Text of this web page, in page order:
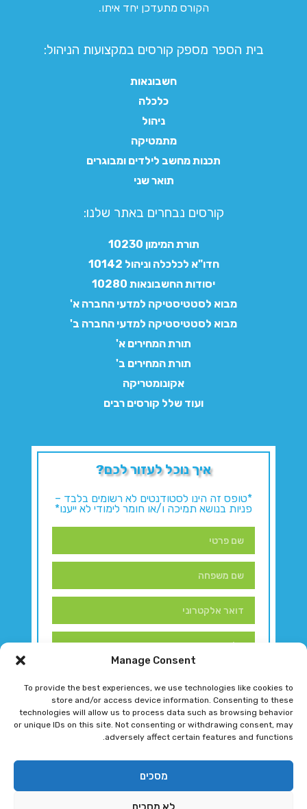
Manage Consent
To provide the best experiences, we use technologies like cookies to
store and/or access device information. Consenting to these
technologies will allow us to process data such as browsing behavior
or unique IDs on this site. Not consenting or withdrawing consent, may
adversely affect certain features and functions.
מסכים
הקורס מתעדכן יחד איתו.
בית הספר מספק קורסים במקצועות הניהול:
חשבונאות
כלכלה
ניהול
מתמטיקה
תכנות מחשב לילדים ומבוגרים
תואר שני
קורסים נבחרים באתר שלנו:​
תורת המימון 10230
חדו"א לכלכלה וניהול 10142
יסודות החשבונאות 10280
מבוא לסטטיסטיקה למדעי החברה א'
מבוא לסטטיסטיקה למדעי החברה ב'
תורת המחירים א'
תורת המחירים ב'
אקונומטריקה
ועוד שלל קורסים רבים
איך נוכל לעזור לכם?
*טופס זה הינו לסטודנטים לא רשומים בלבד –
פניות בנושא תמיכה ו/או חומר לימודי לא ייענו*